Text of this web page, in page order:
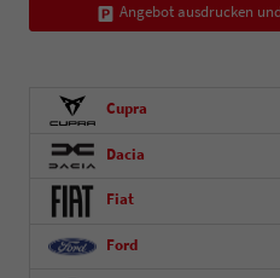
Angebot ausdrucken
Cupra
Dacia
Fiat
Ford